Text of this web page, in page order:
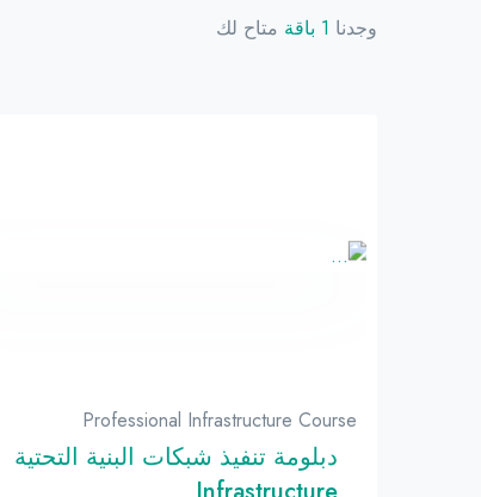
وجدنا 1 باقة متاح لك
Professional Infrastructure Course
دبلومة تنفيذ شبكات البنية التحتية